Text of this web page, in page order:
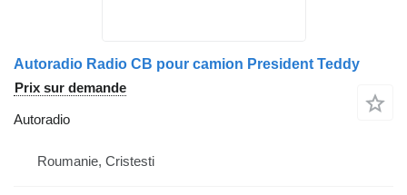
Autoradio Radio CB pour camion President Teddy
Prix sur demande
Autoradio
Roumanie, Cristesti